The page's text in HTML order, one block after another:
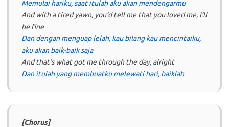
Memulai hariku, saat itulah aku akan mendengarmu
And with a tired yawn, you’d tell me that you loved me, I’ll
be fine
Dan dengan menguap lelah, kau bilang kau mencintaiku,
aku akan baik-baik saja
And that’s what got me through the day, alright
Dan itulah yang membuatku melewati hari, baiklah
[Chorus]